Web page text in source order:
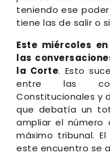
teniendo ese
tiene las de salir o
Este miércoles
las
la Corte. Esto
entre las
Constitucionales y
que debatía un
ampliar el número
máximo tribunal.
este encuentro se